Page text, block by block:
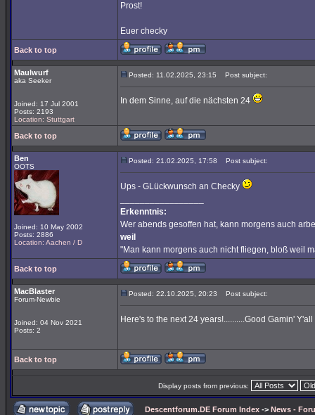
Prost!
Euer checky
Back to top
Maulwurf
aka Seeker
Joined: 17 Jul 2001
Posts: 2193
Location: Stuttgart
Posted: 11.02.2025, 23:15 Post subject:
In dem Sinne, auf die nächsten 24
Back to top
Ben
OOTS
Joined: 10 May 2002
Posts: 2886
Location: Aachen / D
Posted: 21.02.2025, 17:58 Post subject:
Ups - GLückwunsch an Checky
Erkenntnis:
Wer abends gesoffen hat, kann morgens auch
weil
"Man kann morgens auch nicht fliegen, bloß weil
Back to top
MacBlaster
Forum-Newbie
Joined: 04 Nov 2021
Posts: 2
Posted: 22.10.2025, 20:23 Post subject:
Here's to the next 24 years!..........Good Gamin'
Back to top
Display posts from previous:
Descentforum.DE Forum Index -> News -